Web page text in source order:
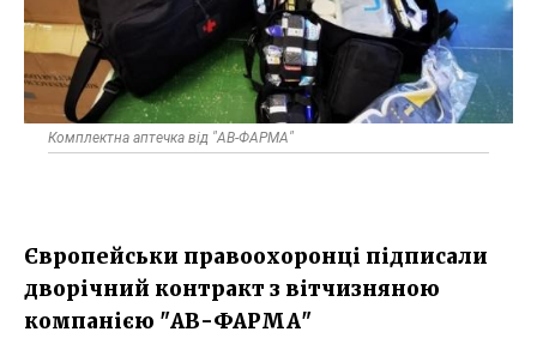
Комплектна аптечка від "АВ-ФАРМА"
Європейськи правоохоронці підписали
дворічний контракт з вітчизняною
компанією "АВ-ФАРМА"